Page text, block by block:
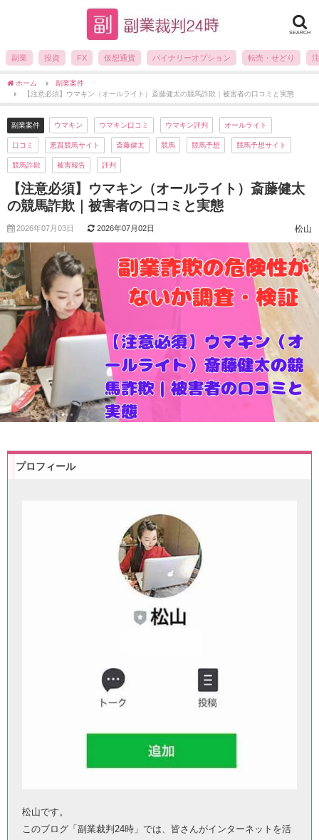
SEARCH
副業 投資 FX 仮想通貨 バイナリーオプション 転売・せどり
ホーム
副業案件
【注意必須】ウマキン（オールライト）斎藤健太の競馬詐欺｜被害者の口コミと実態
副業案件 ウマキン ウマキン口コミ ウマキン評判 オールライト
口コミ 悪質競馬サイト 斎藤健太 競馬 競馬予想 競馬予想サイト
競馬詐欺 被害報告 評判
【注意必須】ウマキン（オールライト）斎藤健太
の競馬詐欺｜被害者の口コミと実態
2026年07月03日 2026年07月02日 松山
プロフィール
松山です。
このブログ「副業裁判24時」では、皆さんがインターネットを活